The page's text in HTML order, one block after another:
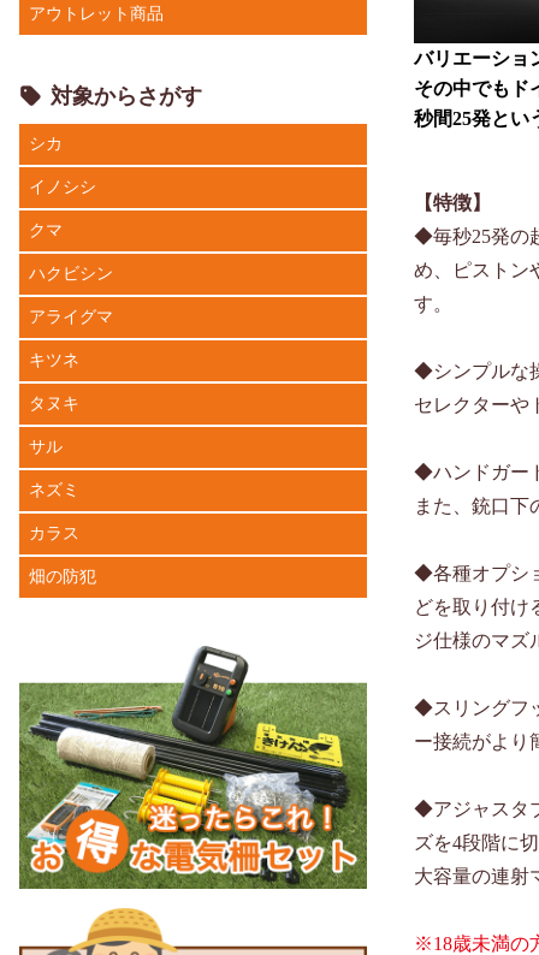
バリエーショ
その中でもド
秒間25発とい
【特徴】
◆毎秒25発の
め、ピストン
す。
◆シンプルな
セレクターや
◆ハンドガー
また、銃口下
◆各種オプシ
どを取り付け
ジ仕様のマズ
◆スリングフ
ー接続がより
◆アジャスタ
ズを4段階に
大容量の連射
※18歳未満の
アウトレット商品
対象からさがす
シカ
イノシシ
クマ
ハクビシン
アライグマ
キツネ
タヌキ
サル
ネズミ
カラス
畑の防犯